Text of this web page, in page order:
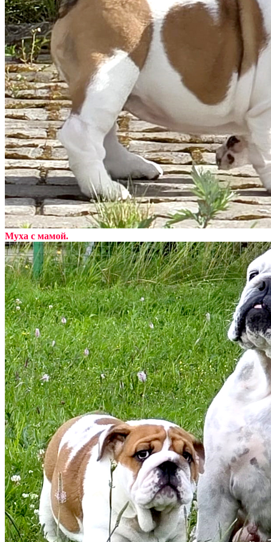
Муха с мамой.